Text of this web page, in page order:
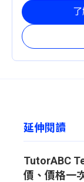
定且有效的成
延伸閱讀
TutorABC
價、價格一